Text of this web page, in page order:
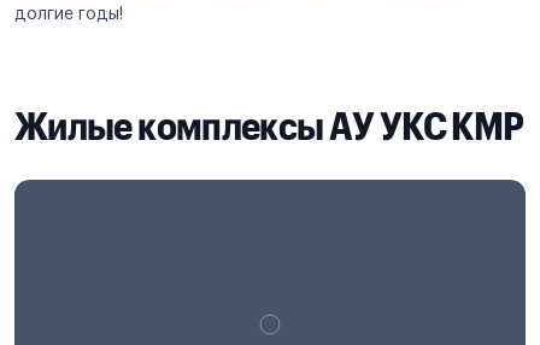
долгие годы!
Жилые комплексы АУ УКС КМР